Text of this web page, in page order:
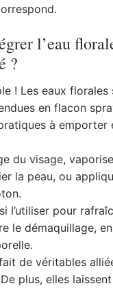
l’eau
?
! Les eaux florales
en flacon
à emporter
du visage,
la peau, ou
l’utiliser pour
le démaquillage,
de véritables
plus, elles